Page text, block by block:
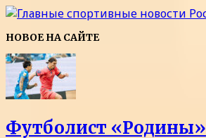
НОВОЕ НА САЙТЕ
Футболист «Родины»